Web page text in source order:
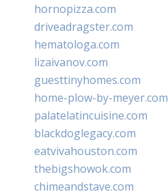
hornopizza.com
driveadragster.com
hematologa.com
lizaivanov.com
guesttinyhomes.com
home-plow-by-meyer.com
palatelatincuisine.com
blackdoglegacy.com
eatvivahouston.com
thebigshowok.com
chimeandstave.com